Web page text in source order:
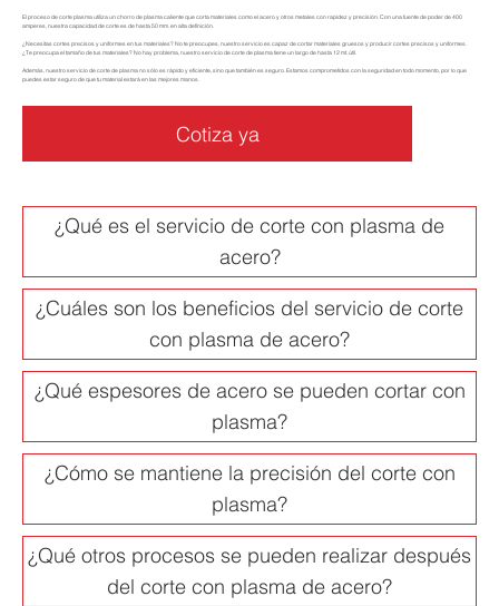
El proceso de corte plasma utiliza un chorro de plasma caliente que corta materiales como el acero y otros metales con rapidez y precisión. Con una fuente de poder de 400
amperes, nuestra capacidad de corte es de hasta 50 mm. en alta definición.
¿Necesitas cortes precisos y uniformes en tus materiales? No te preocupes, nuestro servicio es capaz de cortar materiales gruesos y producir cortes precisos y uniformes.
¿Te preocupa el tamaño de tus materiales? No hay problema, nuestro servicio de corte de plasma tiene un largo de hasta 12 mt. útil.
Además, nuestro servicio de corte de plasma no sólo es rápido y eficiente, sino que también es seguro. Estamos comprometidos con la seguridad en todo momento, por lo que
puedes estar seguro de que tu material estará en las mejores manos.
Cotiza ya
¿Cuáles son los beneficios del servicio de corte
con plasma de acero?
¿Qué es el servicio de corte con plasma de
acero?
¿Cómo se mantiene la precisión del corte con
plasma?
¿Qué espesores de acero se pueden cortar con
plasma?
¿Qué otros procesos se pueden realizar después
del corte con plasma de acero?